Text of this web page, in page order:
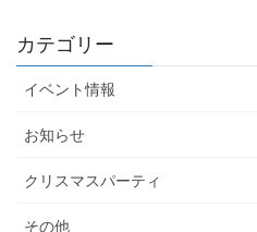
カテゴリー
イベント情報
お知らせ
クリスマスパーティ
その他